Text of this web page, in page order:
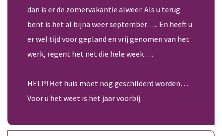
dan is er de zomervakantie alweer. Als u terug
bent is het al bijna weer september….. En heeft u
er wel tijd voor gepland en vrij genomen van het
werk, regent het net die hele week….
HELP! Het huis moet nog geschilderd worden…
Voor u het weet is het jaar voorbij.